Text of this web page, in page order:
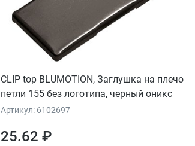
CLIP top BLUMOTION, Заглушка на плечо
петли 155 без логотипа, черный оникс
Артикул: 6102697
25.62 ₽